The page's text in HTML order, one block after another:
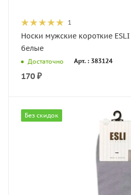
1
Носки мужские короткие
белые
Достаточно Арт. : 383124
170 ₽
Без скидок